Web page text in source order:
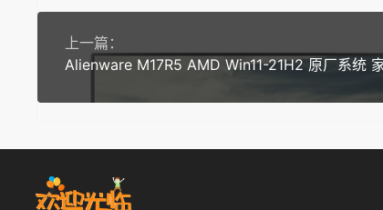
上一篇：